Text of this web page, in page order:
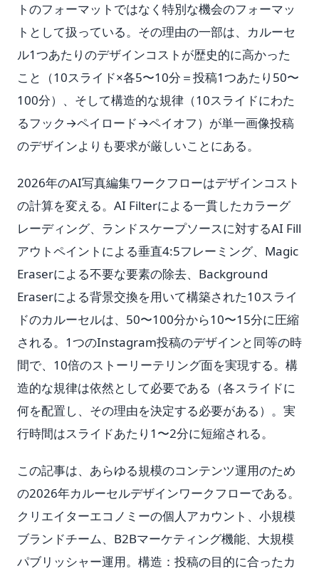
トのフォーマットではなく特別な機会のフォーマッ
トとして扱っている。その理由の一部は、カルーセ
ル1つあたりのデザインコストが歴史的に高かった
こと（10スライド×各5〜10分＝投稿1つあたり50〜
100分）、そして構造的な規律（10スライドにわた
るフック→ペイロード→ペイオフ）が単一画像投稿
のデザインよりも要求が厳しいことにある。
2026年のAI写真編集ワークフローはデザインコスト
の計算を変える。AI Filterによる一貫したカラーグ
レーディング、ランドスケープソースに対するAI Fill
アウトペイントによる垂直4:5フレーミング、Magic
Eraserによる不要な要素の除去、Background
Eraserによる背景交換を用いて構築された10スライ
ドのカルーセルは、50〜100分から10〜15分に圧縮
される。1つのInstagram投稿のデザインと同等の時
間で、10倍のストーリーテリング面を実現する。構
造的な規律は依然として必要である（各スライドに
何を配置し、その理由を決定する必要がある）。実
行時間はスライドあたり1〜2分に短縮される。
この記事は、あらゆる規模のコンテンツ運用のため
の2026年カルーセルデザインワークフローである。
クリエイターエコノミーの個人アカウント、小規模
ブランドチーム、B2Bマーケティング機能、大規模
パブリッシャー運用。構造：投稿の目的に合ったカ